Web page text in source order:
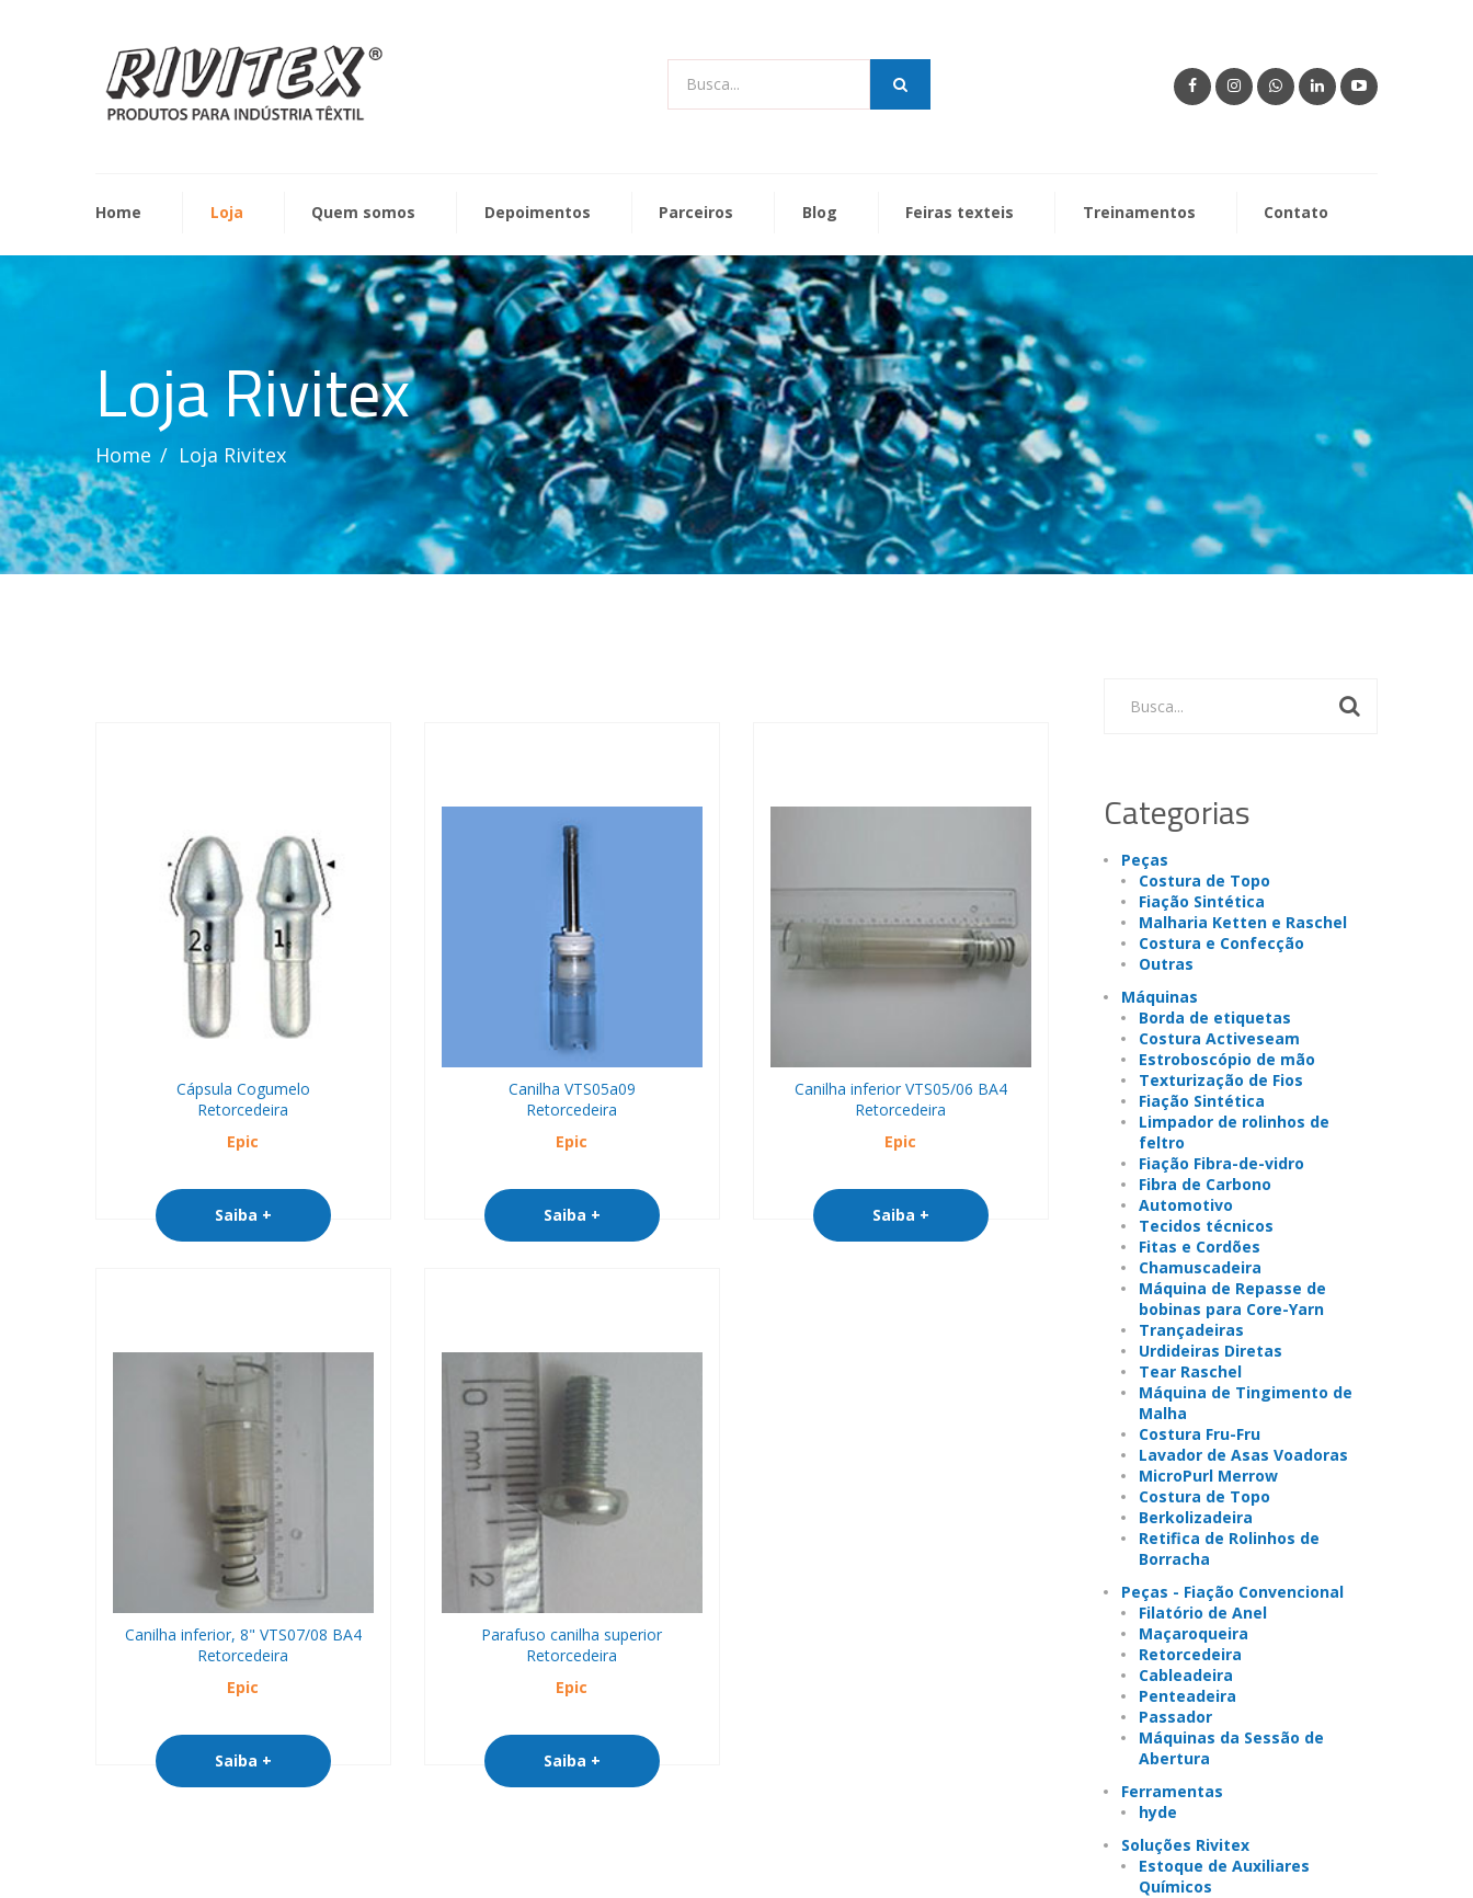
Busca...
Home Loja Quem somos Depoimentos Parceiros Blog Feiras texteis Treinamentos Contato
Loja Rivitex
Home Loja Rivitex
Cápsula Cogumelo
Retorcedeira
Epic
Saiba +
Canilha VTS05a09
Retorcedeira
Epic
Saiba +
Canilha inferior VTS05/06 BA4
Retorcedeira
Epic
Saiba +
Canilha inferior, 8" VTS07/08 BA4
Retorcedeira
Epic
Saiba +
Parafuso canilha superior
Retorcedeira
Epic
Saiba +
Busca...
Categorias
Peças
Costura de Topo
Fiação Sintética
Malharia Ketten e Raschel
Costura e Confecção
Outras
Máquinas
Borda de etiquetas
Costura Activeseam
Estroboscópio de mão
Texturização de Fios
Fiação Sintética
Limpador de rolinhos de
feltro
Fiação Fibra-de-vidro
Fibra de Carbono
Automotivo
Tecidos técnicos
Fitas e Cordões
Chamuscadeira
Máquina de Repasse de
bobinas para Core-Yarn
Trançadeiras
Urdideiras Diretas
Tear Raschel
Máquina de Tingimento de
Malha
Costura Fru-Fru
Lavador de Asas Voadoras
MicroPurl Merrow
Costura de Topo
Berkolizadeira
Retifica de Rolinhos de
Borracha
Peças - Fiação Convencional
Filatório de Anel
Maçaroqueira
Retorcedeira
Cableadeira
Penteadeira
Passador
Máquinas da Sessão de
Abertura
Ferramentas
hyde
Soluções Rivitex
Estoque de Auxiliares
Químicos